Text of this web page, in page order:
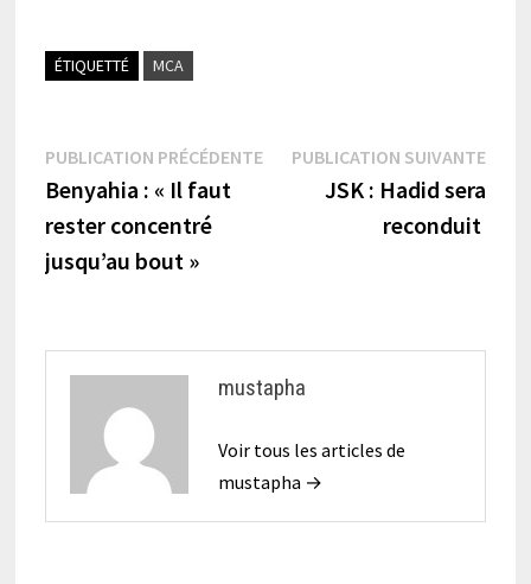
ÉTIQUETTÉ MCA
Navigation
de
l’article
PUBLICATION PRÉCÉDENTEPublication
précédente :
Benyahia : « Il faut
rester concentré
jusqu’au bout »
PUBLICATION SUIVANTE
JSK : Hadid sera
reconduit
mustapha
Voir tous les articles de
mustapha →